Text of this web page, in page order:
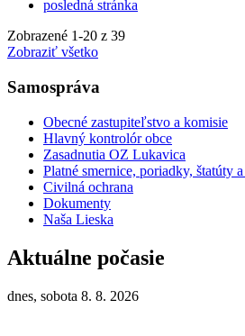
posledná stránka
Zobrazené 1-20 z 39
Zobraziť všetko
Samospráva
Obecné zastupiteľstvo a komisie
Hlavný kontrolór obce
Zasadnutia OZ Lukavica
Platné smernice, poriadky, štatúty
Civilná ochrana
Dokumenty
Naša Lieska
Aktuálne počasie
dnes, sobota 8. 8. 2026